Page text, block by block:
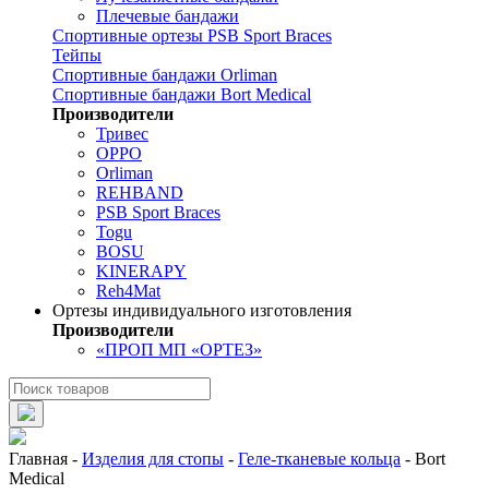
Плечевые бандажи
Спортивные ортезы PSB Sport Braces
Тейпы
Спортивные бандажи Orliman
Спортивные бандажи Bort Medical
Производители
Тривес
OPPO
Orliman
REHBAND
PSB Sport Braces
Togu
BOSU
KINERAPY
Reh4Mat
Ортезы индивидуального изготовления
Производители
«ПРОП МП «ОРТЕЗ»
Главная - Изделия для стопы - Геле-тканевые кольца - Bort
Medical